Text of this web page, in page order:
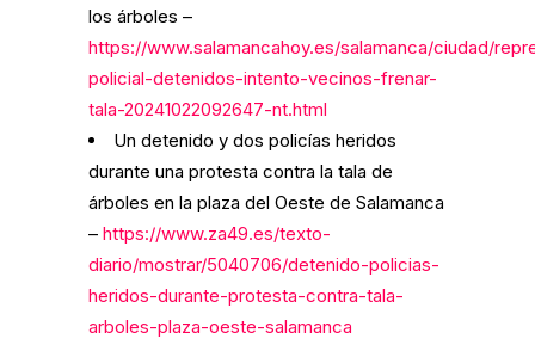
los árboles –
https://www.salamancahoy.es/salamanca/ciudad/
policial-detenidos-intento-vecinos-frenar-
tala-20241022092647-nt.html
Un detenido y dos policías heridos
durante una protesta contra la tala de
árboles en la plaza del Oeste de Salamanca
– https://www.za49.es/texto-
diario/mostrar/5040706/detenido-policias-
heridos-durante-protesta-contra-tala-
arboles-plaza-oeste-salamanca